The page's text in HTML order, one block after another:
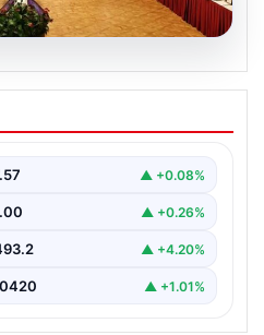
neleri kapsıyor?
vizyonu ve yasal
sıkça karşılaşılan önemli▲ +0.08%
▲ +0.26%
▲ +4.20%
▲ +1.01%